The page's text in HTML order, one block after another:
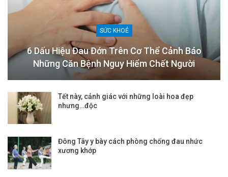
SỨC KHOẺ
6 Dấu Hiệu Đau Đớn Trên Cơ Thể Cảnh Báo
Những Căn Bệnh Nguy Hiểm Chết Người
Tết này, cảnh giác với những loài hoa đẹp
nhưng…độc
Đông Tây y bày cách phòng chống đau nhức
xương khớp